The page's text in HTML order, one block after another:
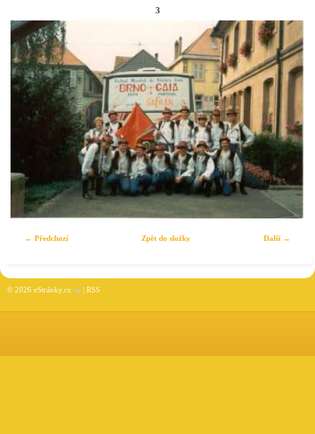
3
← Předchozí Další →
Zpět do složky
© 2026 eStránky.cz | RSS